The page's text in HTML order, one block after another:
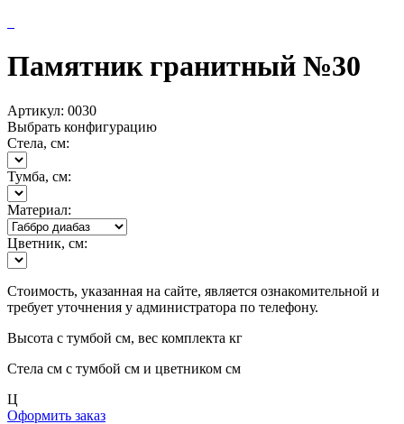
Памятник гранитный №30
Артикул: 0030
Выбрать конфигурацию
Стела, см:
Тумба, см:
Материал:
Цветник, см:
Стоимость, указанная на сайте, является ознакомительной и
требует уточнения у администратора по телефону.
Высота с тумбой см, вес комплекта кг
Стела см с тумбой см и цветником см
Ц
Оформить заказ